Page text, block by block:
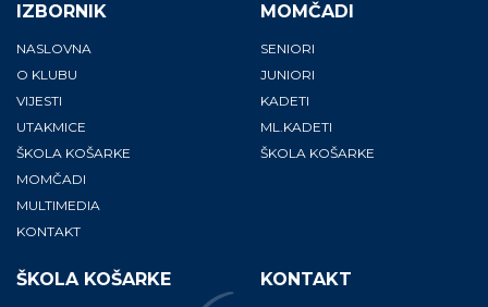
IZBORNIK
NASLOVNA
O KLUBU
VIJESTI
UTAKMICE
ŠKOLA KOŠARKE
MOMČADI
MULTIMEDIA
KONTAKT
MOMČADI
SENIORI
JUNIORI
KADETI
ML.KADETI
ŠKOLA KOŠARKE
ŠKOLA KOŠARKE KONTAKT